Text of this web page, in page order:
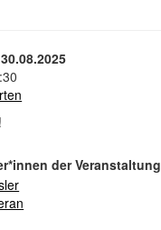
der Veranstaltung